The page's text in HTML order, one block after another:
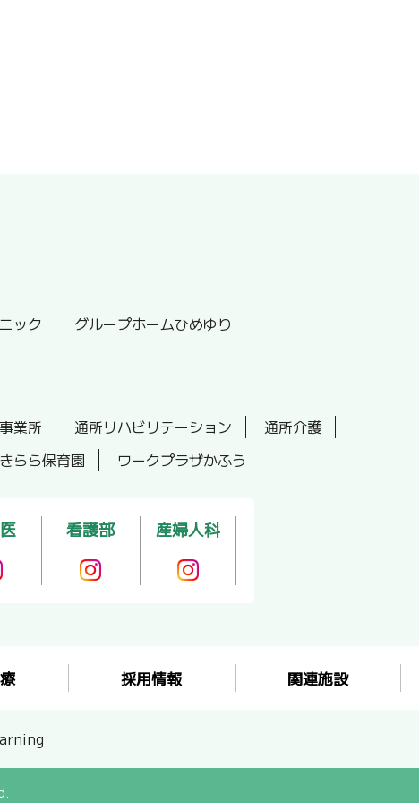
ック グループホームひめゆり
業所 通所リハビリテーション
通所介護
きらら保育園 ワークプラザかふう
看護部 産婦人科
採用情報 関連施設